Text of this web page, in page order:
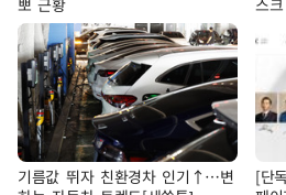
기름값 뛰자 친환경차 인기↑…변
[단